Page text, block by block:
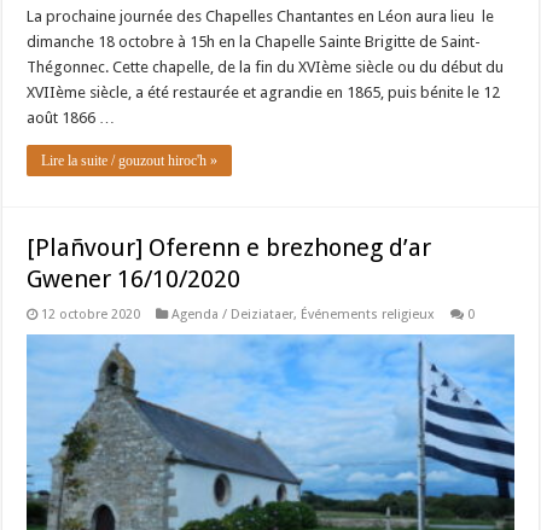
La prochaine journée des Chapelles Chantantes en Léon aura lieu le
dimanche 18 octobre à 15h en la Chapelle Sainte Brigitte de Saint-
Thégonnec. Cette chapelle, de la fin du XVIème siècle ou du début du
XVIIème siècle, a été restaurée et agrandie en 1865, puis bénite le 12
août 1866 …
Lire la suite / gouzout hiroc'h »
[Plañvour] Oferenn e brezhoneg d’ar
Gwener 16/10/2020
12 octobre 2020 Agenda / Deiziataer, Événements religieux 0